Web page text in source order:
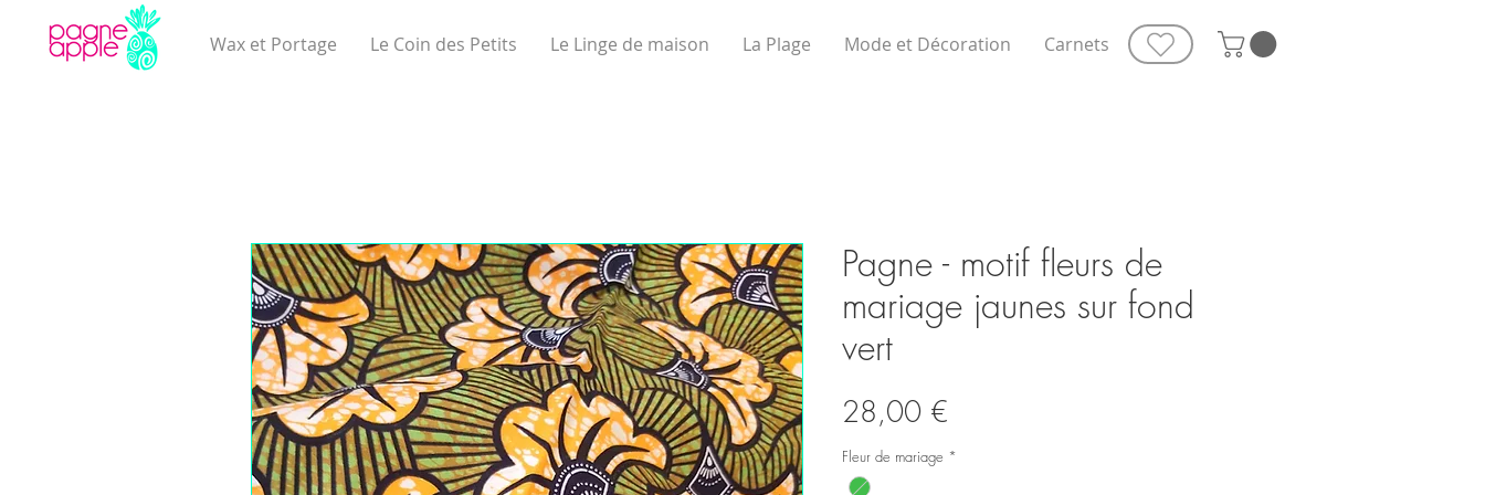
Wax et Portage Le Coin des Petits Le Linge de maison La Plage Mode et Décoration Carnets
Pagne - motif fleurs de
mariage jaunes sur fond
vert
28,00 €
Fleur de mariage *